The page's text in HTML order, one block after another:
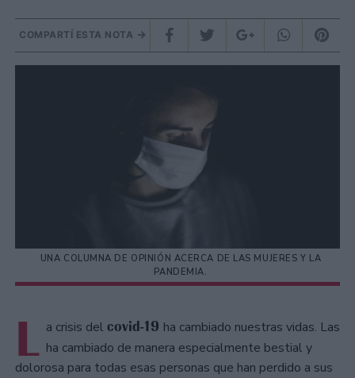
COMPARTÍ ESTA NOTA
UNA COLUMNA DE OPINIÓN ACERCA DE LAS MUJERES Y LA
PANDEMIA.
L a crisis del covid-19 ha cambiado nuestras vidas. Las
ha cambiado de manera especialmente bestial y
dolorosa para todas esas personas que han perdido a sus